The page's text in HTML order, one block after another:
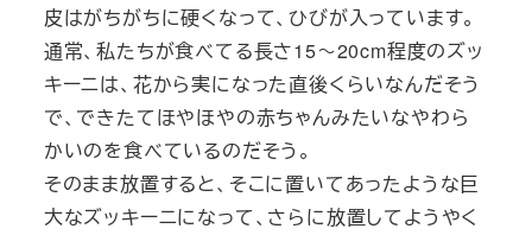
皮はがちがちに硬くなって、ひびが入っています。
通常、私たちが食べてる長さ15～20cm程度のズッ
キーニは、花から実になった直後くらいなんだそう
で、できたてほやほやの赤ちゃんみたいなやわら
かいのを食べているのだそう。
そのまま放置すると、そこに置いてあったような巨
大なズッキーニになって、さらに放置してようやく